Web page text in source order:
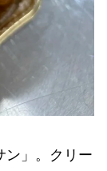
」。クリー